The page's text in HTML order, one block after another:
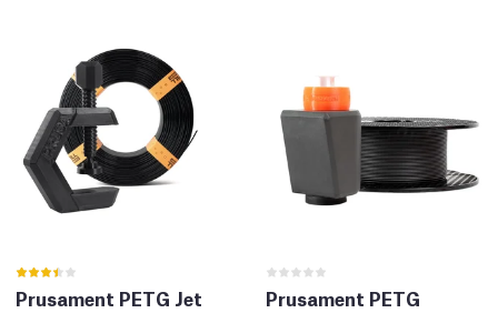
Prusament PETG Jet
Prusament PETG